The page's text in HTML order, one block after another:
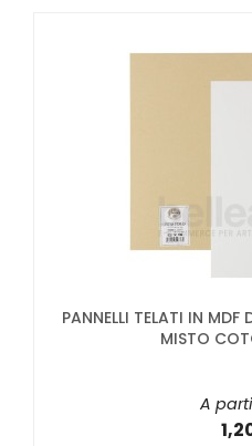
PANNELLI TELATI IN
MISTO
A